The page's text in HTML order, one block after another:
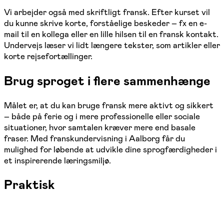
Vi arbejder også med skriftligt fransk. Efter kurset vil
du kunne skrive korte, forståelige beskeder – fx en e-
mail til en kollega eller en lille hilsen til en fransk kontakt.
Undervejs læser vi lidt længere tekster, som artikler eller
korte rejsefortællinger.
Brug sproget i flere sammenhænge
Målet er, at du kan bruge fransk mere aktivt og sikkert
– både på ferie og i mere professionelle eller sociale
situationer, hvor samtalen kræver mere end basale
fraser. Med franskundervisning i Aalborg får du
mulighed for løbende at udvikle dine sprogfærdigheder i
et inspirerende læringsmiljø.
Praktisk